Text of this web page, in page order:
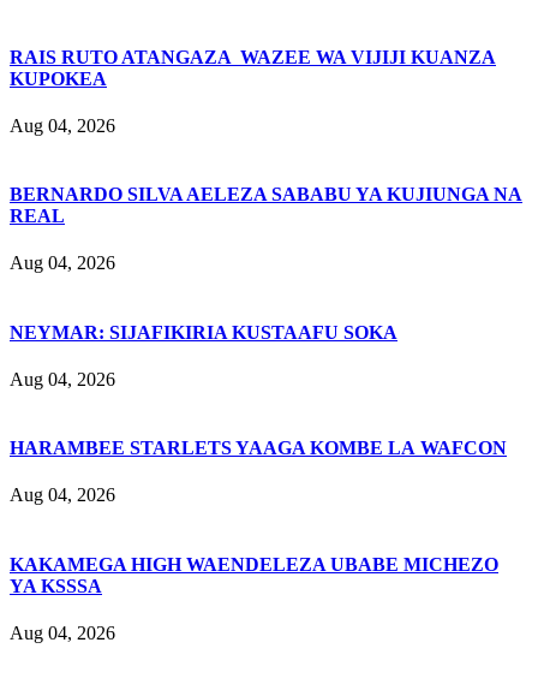
RAIS RUTO ATANGAZA WAZEE WA VIJIJI KUANZA
KUPOKEA
Aug 04, 2026
BERNARDO SILVA AELEZA SABABU YA KUJIUNGA NA
REAL
Aug 04, 2026
NEYMAR: SIJAFIKIRIA KUSTAAFU SOKA
Aug 04, 2026
HARAMBEE STARLETS YAAGA KOMBE LA WAFCON
Aug 04, 2026
KAKAMEGA HIGH WAENDELEZA UBABE MICHEZO
YA KSSSA
Aug 04, 2026